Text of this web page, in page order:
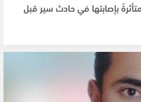
بإصابتها في حادث سير قبل